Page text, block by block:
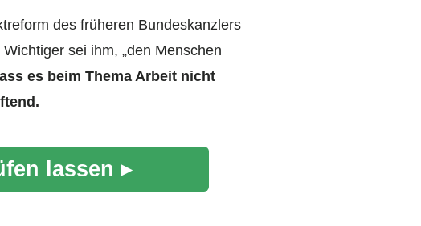
des früheren Bundeskanzlers
sei ihm, „den Menschen
es beim Thema Arbeit nicht
lassen ▸